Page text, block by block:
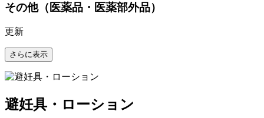
その他（医薬品・医薬部外品）
更新
さらに表示
避妊具・ローション